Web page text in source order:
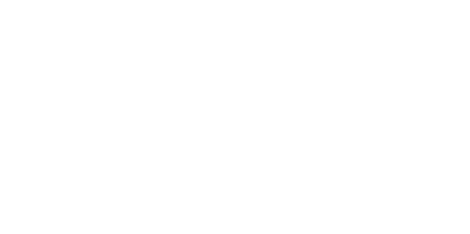
?
pour la création de contenus visuels et